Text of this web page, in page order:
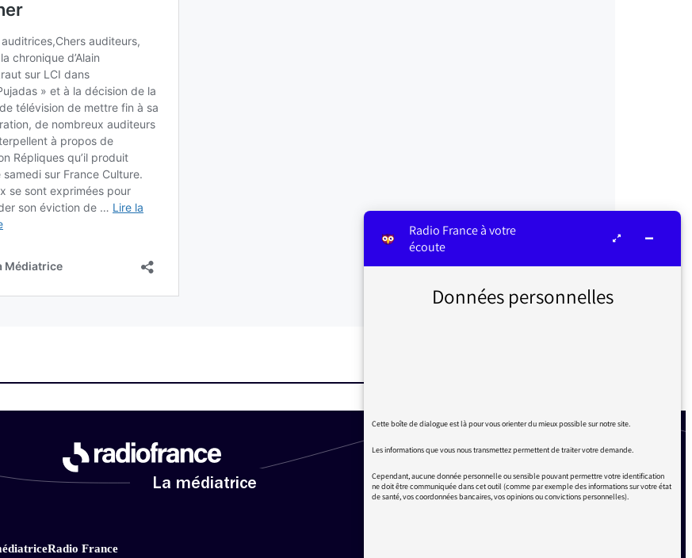
La médiatrice
Radio France
Radio France à votre
écoute
Données personnelles
Cette boîte de dialogue est là pour vous orienter du mieux possible sur notre site.
Les informations que vous nous transmettez permettent de traiter votre demande.
Cependant, aucune donnée personnelle ou sensible pouvant permettre votre identification
ne doit être communiquée dans cet outil (comme par exemple des informations sur votre état
de santé, vos coordonnées bancaires, vos opinions ou convictions personnelles).